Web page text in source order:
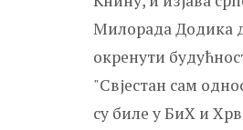
Милорада Додика
окренути
"Свјестан сам
су биле у БиХ и